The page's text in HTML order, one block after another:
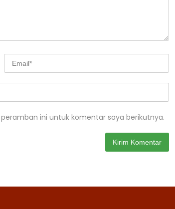
ini untuk komentar saya berikutnya.